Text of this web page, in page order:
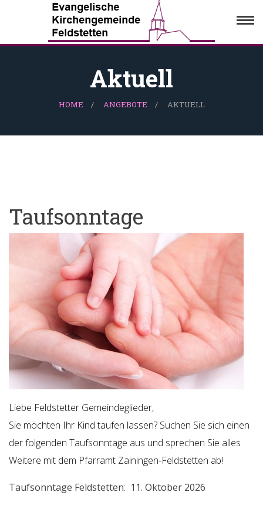
Aktuell
HOME ANGEBOTE AKTUELL
Taufsonntage
Liebe Feldstetter Gemeindeglieder,
Sie möchten Ihr Kind taufen lassen? Suchen Sie sich einen
der folgenden Taufsonntage aus und sprechen Sie alles
Weitere mit dem Pfarramt Zainingen-Feldstetten ab!
Taufsonntage Feldstetten: 11. Oktober 2026